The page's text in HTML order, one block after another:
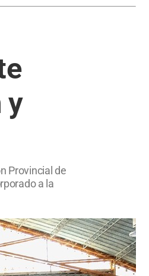
y
Provincial de
a la